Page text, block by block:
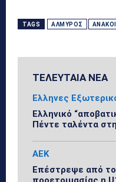
TAGS ΑΛΜΥΡΌΣ
ΤΕΛΕΥΤΑΙΑ ΝΕΑ
Ελληνες
Ελληνικό
Πέντε ταλέντα
ΑΕΚ
Επέστρεψε από το